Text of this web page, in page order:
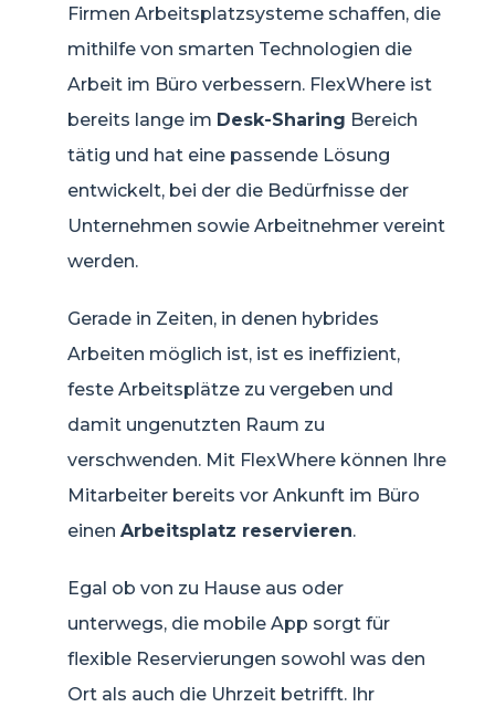
Firmen Arbeitsplatzsysteme schaffen, die
mithilfe von smarten Technologien die
Arbeit im Büro verbessern. FlexWhere ist
bereits lange im Desk-Sharing Bereich
tätig und hat eine passende Lösung
entwickelt, bei der die Bedürfnisse der
Unternehmen sowie Arbeitnehmer vereint
werden.
Gerade in Zeiten, in denen hybrides
Arbeiten möglich ist, ist es ineffizient,
feste Arbeitsplätze zu vergeben und
damit ungenutzten Raum zu
verschwenden. Mit FlexWhere können Ihre
Mitarbeiter bereits vor Ankunft im Büro
einen Arbeitsplatz reservieren.
Egal ob von zu Hause aus oder
unterwegs, die mobile App sorgt für
flexible Reservierungen sowohl was den
Ort als auch die Uhrzeit betrifft. Ihr